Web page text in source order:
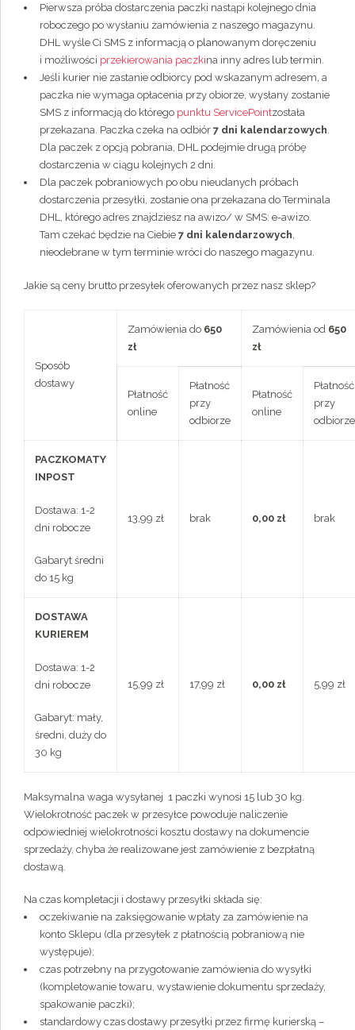
Pierwsza próba dostarczenia paczki nastąpi kolejnego dnia
roboczego po wysłaniu zamówienia z naszego magazynu.
DHL wyśle Ci SMS z informacją o planowanym doręczeniu
i możliwości przekierowania paczkina inny adres lub termin.
Jeśli kurier nie zastanie odbiorcy pod wskazanym adresem, a
paczka nie wymaga opłacenia przy obiorze, wysłany zostanie
SMS z informacją do którego punktu ServicePointzostała
przekazana. Paczka czeka na odbiór 7 dni kalendarzowych
Dla paczek z opcją pobrania, DHL podejmie drugą próbę
dostarczenia w ciągu kolejnych 2 dni.
Dla paczek pobraniowych po obu nieudanych próbach
dostarczenia przesyłki, zostanie ona przekazana do Terminala
DHL, którego adres znajdziesz na awizo/ w SMS: e-awizo.
Tam czekać będzie na Ciebie 7 dni kalendarzowych
nieodebrane w tym terminie wróci do naszego magazynu.
Jakie są ceny brutto przesyłek oferowanych przez nasz sklep?
Sposób
dostawy
Zamówienia do 650
zł
Zamówienia od 650
zł
Płatność
online
Płatność
przy
odbiorze
Płatność
online
Płatność
przy
odbiorze
PACZKOMATY
INPOST
Dostawa: 1-2
dni robocze
Gabaryt średni
do 15 kg
13,99 zł brak 0,00 zł brak
DOSTAWA
KURIEREM
Dostawa: 1-2
dni robocze
Gabaryt: mały,
średni, duży do
30 kg
15,99 zł 17,99 zł 0,00 zł 5,99 zł
Maksymalna waga wysyłanej 1 paczki wynosi 15 lub 30 kg.
Wielokrotność paczek w przesyłce powoduje naliczenie
odpowiedniej wielokrotności kosztu dostawy na dokumencie
sprzedaży, chyba że realizowane jest zamówienie z bezpłatną
dostawą.
Na czas kompletacji i dostawy przesyłki składa się:
oczekiwanie na zaksięgowanie wpłaty za zamówienie na
konto Sklepu (dla przesyłek z płatnością pobraniową nie
występuje);
czas potrzebny na przygotowanie zamówienia do wysyłki
(kompletowanie towaru, wystawienie dokumentu sprzedaży,
spakowanie paczki);
standardowy czas dostawy przesyłki przez firmę kurierską –